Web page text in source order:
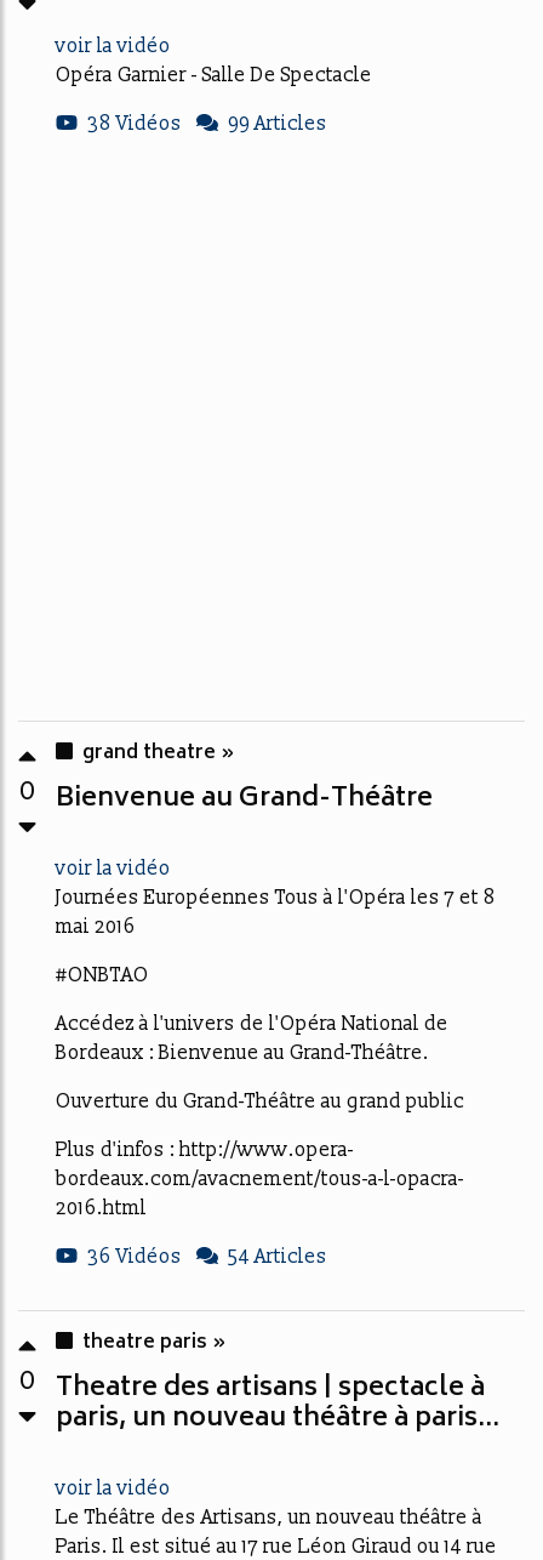
voir la vidéo
Opéra Garnier - Salle De Spectacle
38 Vidéos
99 Articles
0
grand theatre »
Bienvenue au Grand-Théâtre
voir la vidéo
Journées Européennes Tous à l'Opéra les 7 et 8
mai 2016
#ONBTAO
Accédez à l'univers de l'Opéra National de
Bordeaux : Bienvenue au Grand-Théâtre.
Ouverture du Grand-Théâtre au grand public
Plus d'infos : http://www.opera-
bordeaux.com/avacnement/tous-a-l-opacra-
2016.html
36 Vidéos
54 Articles
0
theatre paris »
Theatre des artisans | spectacle à
paris, un nouveau théâtre à paris...
voir la vidéo
Le Théâtre des Artisans, un nouveau théâtre à
Paris. Il est situé au 17 rue Léon Giraud ou 14 rue